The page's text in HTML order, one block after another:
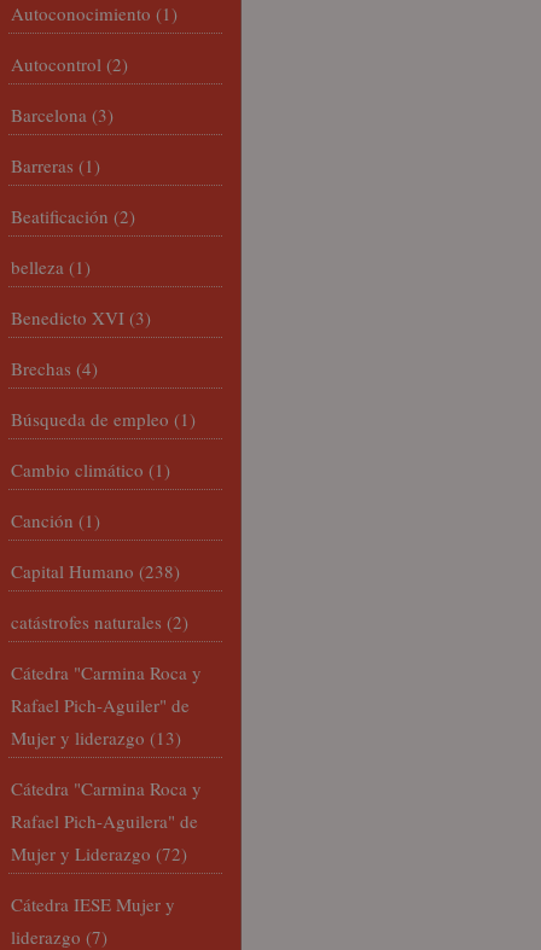
Autoconocimiento (1)
Autocontrol (2)
Barcelona (3)
Barreras (1)
Beatificación (2)
belleza (1)
Benedicto XVI (3)
Brechas (4)
Búsqueda de empleo (1)
Cambio climático (1)
Canción (1)
Capital Humano (238)
catástrofes naturales (2)
Cátedra "Carmina Roca y
Rafael Pich-Aguiler" de
Mujer y liderazgo (13)
Cátedra "Carmina Roca y
Rafael Pich-Aguilera" de
Mujer y Liderazgo (72)
Cátedra IESE Mujer y
liderazgo (7)